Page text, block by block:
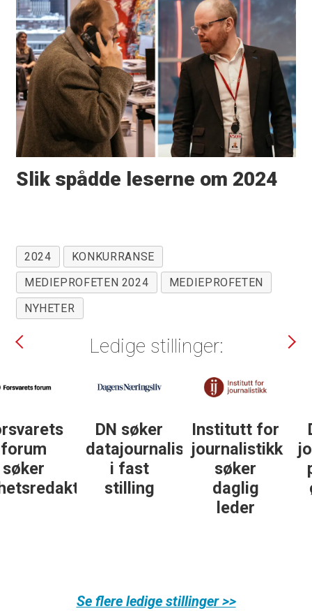
Slik spådde leserne om 2024
2024
KONKURRANSE
MEDIEPROFETEN 2024
MEDIEPROFETEN
NYHETER
Ledige stillinger:
DN søker
datajournalist
i fast
stilling
Institutt for
journalistikk
søker
daglig
DN søker
journalist
personlig
økonomi
Se flere ledige stillinger >>